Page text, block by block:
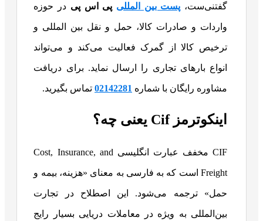
گفتنی‌ست، پست بین المللی پی اس پی در حوزه
واردات و صادرات کالا، حمل و نقل بین المللی و
ترخیص کالا از گمرک فعالیت می‌کند و می‌تواند
انواع بارهای تجاری را ارسال نماید. برای دریافت
مشاوره رایگان با شماره 02142281 تماس بگیرید.
اینکوترمز Cif یعنی چه؟
CIF مخفف عبارت انگلیسی Cost, Insurance, and
Freight است که به فارسی به معنای «هزینه، بیمه و
حمل» ترجمه می‌شود. این اصطلاح در تجارت
بین‌المللی به ویژه در معاملات دریایی بسیار رایج